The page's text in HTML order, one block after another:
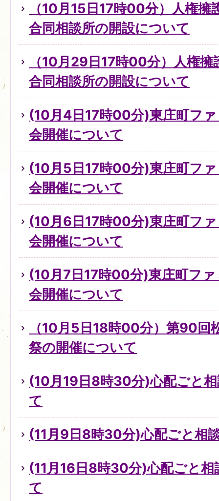
（10月15日17時00分）人権擁
合同相談所の開設について
（10月29日17時00分）人権
合同相談所の開設について
(10月4日17時00分)東庄町フ
会開催について
(10月5日17時00分)東庄町フ
会開催について
(10月6日17時00分)東庄町フ
会開催について
(10月7日17時00分)東庄町フ
会開催について
（10月5日18時00分）第90回
祭の開催について
(10月19日8時30分)心配ごと
て
(11月9日8時30分)心配ごと相
(11月16日8時30分)心配ごと
て